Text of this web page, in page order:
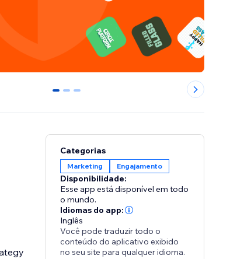
0 1 2
Categorias
Marketing Engajamento
Disponibilidade:
Esse app está disponível em todo
o mundo.
Idiomas do app:
Inglês
Você pode traduzir todo o
conteúdo do aplicativo exibido
no seu site para qualquer idioma.